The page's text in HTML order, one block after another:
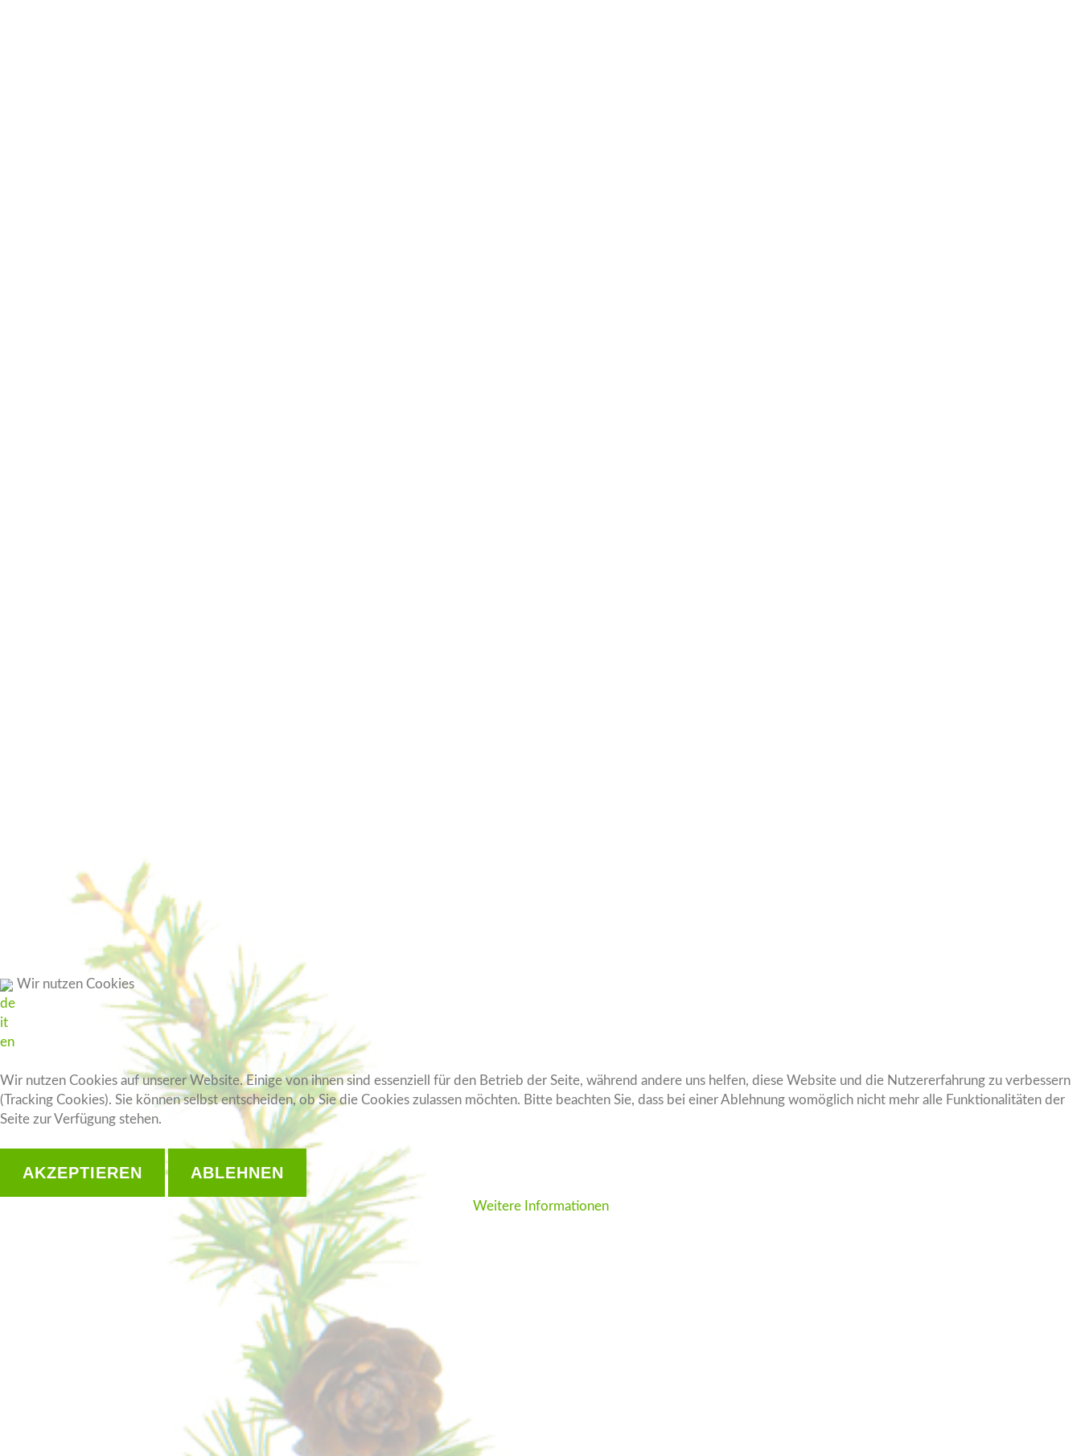
Wir nutzen Cookies
de
it
en
Wir nutzen Cookies auf unserer Website. Einige von ihnen sind essenziell für den Betrieb der Seite, während andere uns helfen, diese Website und die Nutzererfahrung zu verbessern
(Tracking Cookies). Sie können selbst entscheiden, ob Sie die Cookies zulassen möchten. Bitte beachten Sie, dass bei einer Ablehnung womöglich nicht mehr alle Funktionalitäten der
Seite zur Verfügung stehen.
AKZEPTIEREN ABLEHNEN
Weitere Informationen